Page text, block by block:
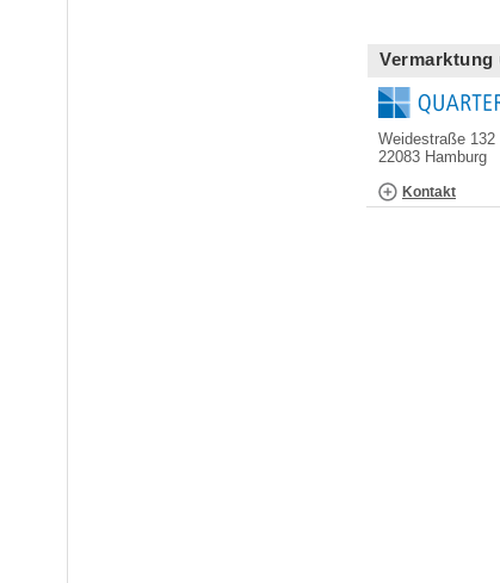
Vermarktung
Weidestraße 132
22083 Hamburg
Kontakt